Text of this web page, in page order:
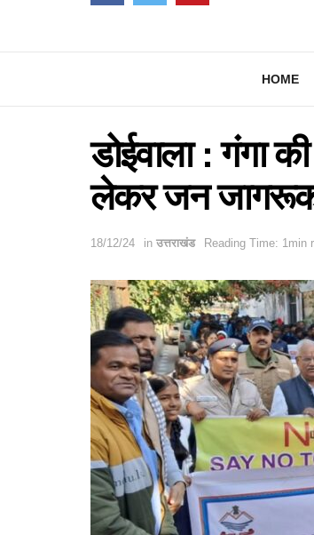
HOME
डोईवाला : गंगा
लेकर जन
18/12/24 in उत्तराखंड Reading Time: 1min